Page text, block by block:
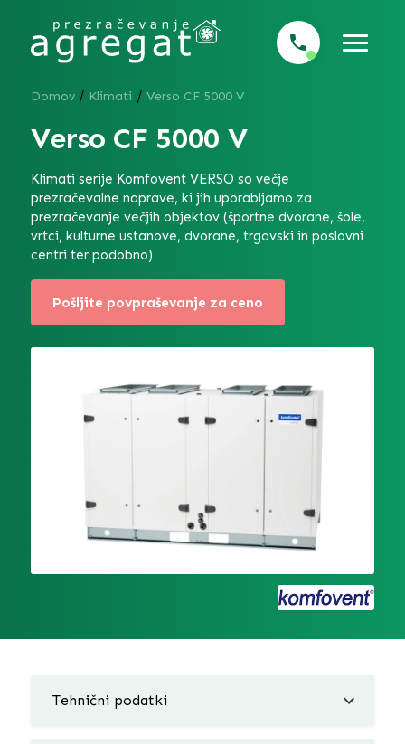
Domov / Klimati / Verso CF 5000 V
Verso CF 5000 V
Klimati serije Komfovent VERSO so večje
prezračevalne naprave, ki jih uporabljamo za
prezračevanje večjih objektov (športne dvorane, šole,
vrtci, kulturne ustanove, dvorane, trgovski in poslovni
centri ter podobno)
Pošljite povpraševanje za ceno
Tehnični podatki